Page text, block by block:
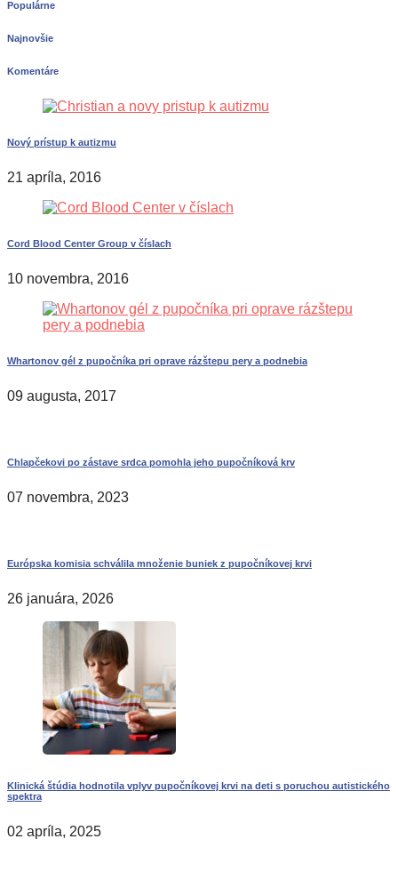
Populárne
Najnovšie
Komentáre
Nový prístup k autizmu
21 apríla, 2016
Cord Blood Center Group v číslach
10 novembra, 2016
Whartonov gél z pupočníka pri oprave rázštepu pery a podnebia
09 augusta, 2017
Chlapčekovi po zástave srdca pomohla jeho pupočníková krv
07 novembra, 2023
Európska komisia schválila množenie buniek z pupočníkovej krvi
26 januára, 2026
Klinická štúdia hodnotila vplyv pupočníkovej krvi na deti s poruchou autistického
spektra
02 apríla, 2025